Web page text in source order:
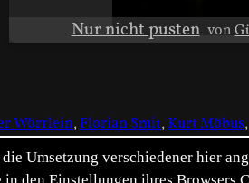
Nur nicht pusten von
Wörrlein,Florian Smit,Kurt Möbus,
Umsetzung verschiedener hier
den Einstellungen ihres Browsers